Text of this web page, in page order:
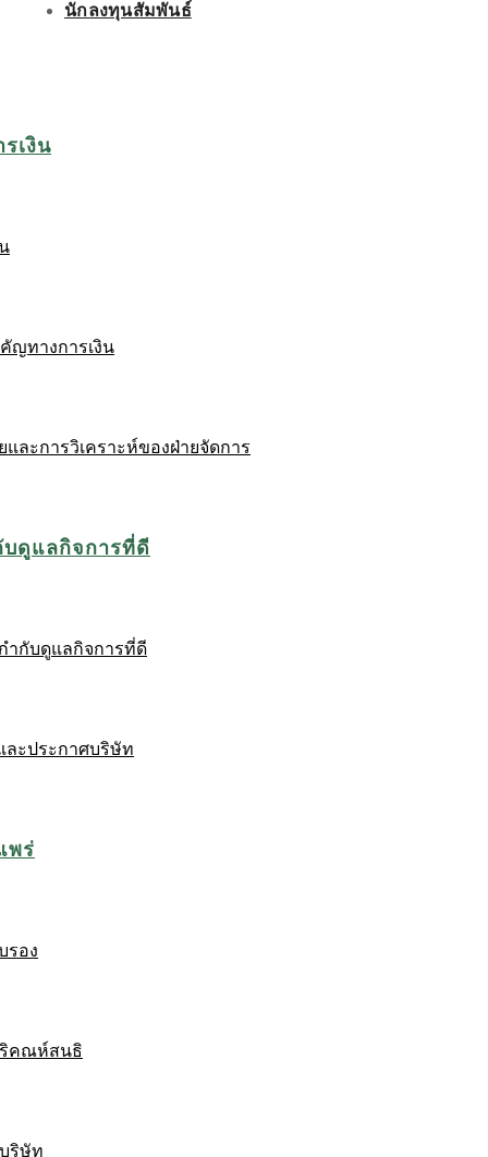
นักลงทุนสัมพันธ์
เงิน
ญทางการเงิน
และการวิเคราะห์ของฝ่ายจัดการ
ดูแลกิจการที่ดี
ำกับดูแลกิจการที่ดี
ละประกาศบริษัท
พร่
รอง
คณห์สนธิ
ริษัท